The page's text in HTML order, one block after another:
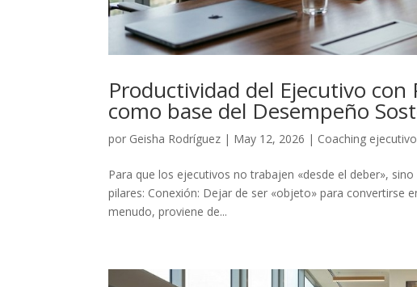
Productividad del Ejecutivo
como base del Desempeño
por Geisha Rodríguez | May 12, 2026 | Coaching ejecutivo
Para que los ejecutivos no trabajen «desde el deber»,
pilares: Conexión: Dejar de ser «objeto» para convertirse
menudo, proviene de...